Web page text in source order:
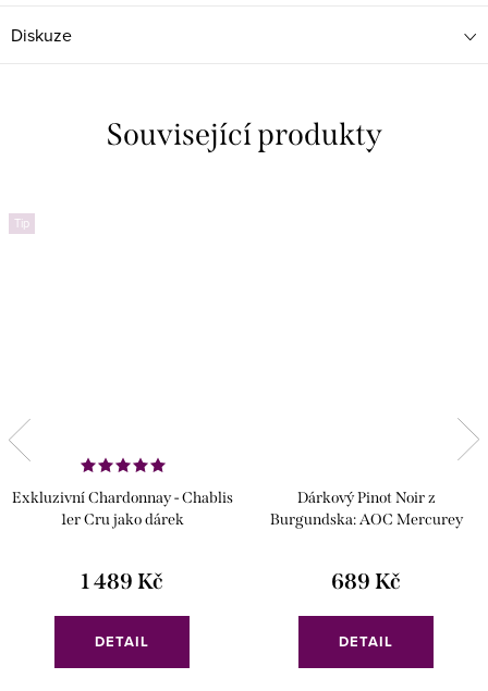
Diskuze
Související produkty
Tip
Exkluzivní Chardonnay - Chablis
1er Cru jako dárek
1 489 Kč
DETAIL
Dárkový Pinot Noir z
Burgundska: AOC Mercurey
689 Kč
DETAIL